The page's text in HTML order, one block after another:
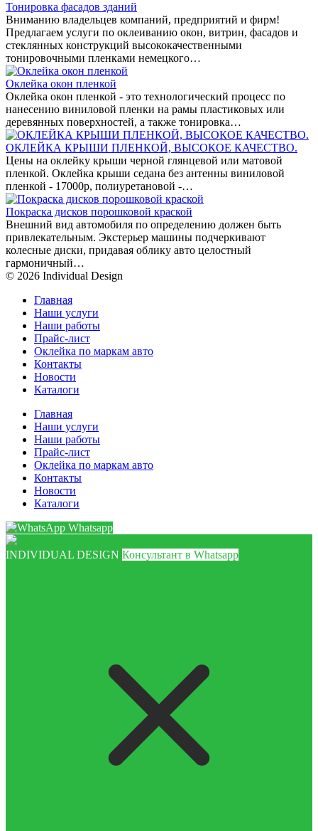
Тонировка фасадов зданий
Вниманию владельцев компаний, предприятий и фирм!
Предлагаем услуги по оклеиванию окон, витрин, фасадов и
стеклянных конструкций высококачественными
тонировочными пленками немецкого…
Оклейка окон пленкой
Оклейка окон пленкой - это технологический процесс по
нанесению виниловой пленки на рамы пластиковых или
деревянных поверхностей, а также тонировка…
ОКЛЕЙКА КРЫШИ ПЛЕНКОЙ, ВЫСОКОЕ КАЧЕСТВО.
Цены на оклейку крыши черной глянцевой или матовой
пленкой. Оклейка крыши седана без антенны виниловой
пленкой - 17000р, полиуретановой -…
Покраска дисков порошковой краской
Внешний вид автомобиля по определению должен быть
привлекательным. Экстерьер машины подчеркивают
колесные диски, придавая облику авто целостный
гармоничный…
© 2026 Individual Design
Главная
Наши услуги
Наши работы
Прайс-лист
Оклейка по маркам авто
Контакты
Новости
Каталоги
Главная
Наши услуги
Наши работы
Прайс-лист
Оклейка по маркам авто
Контакты
Новости
Каталоги
Whatsapp
INDIVIDUAL DESIGN Консультант в Whatsapp